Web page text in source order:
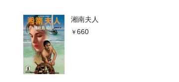
湘南夫人
660